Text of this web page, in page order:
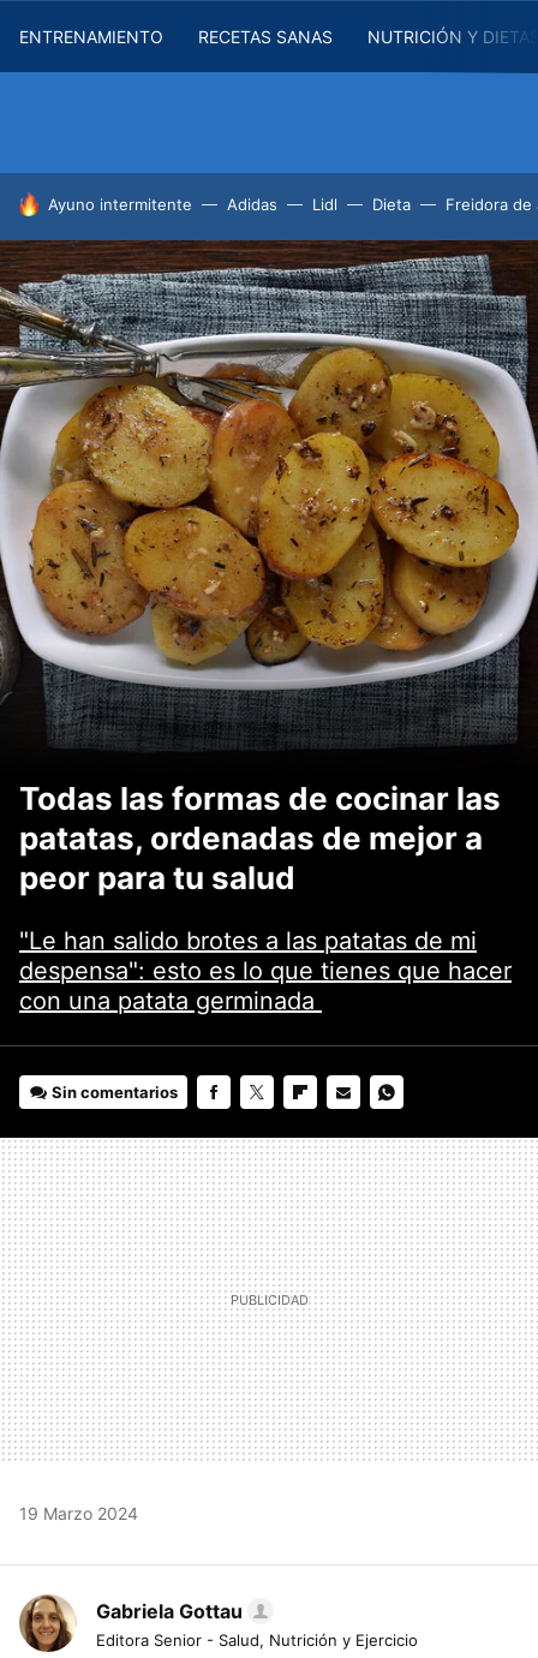
ENTRENAMIENTO RECETAS SANAS NUTRICIÓN Y
HOY SE HABLA DE
Ayuno intermitente Adidas Lidl Dieta Freidora de
Todas las formas de cocinar las
patatas, ordenadas de mejor a
peor para tu salud
"Le han salido brotes a las patatas de mi
despensa": esto es lo que tienes que hacer
con una patata germinada
Sin comentarios
MAIL
19 Marzo 2024
Gabriela Gottau
Editora Senior - Salud, Nutrición y Ejercicio